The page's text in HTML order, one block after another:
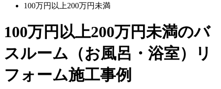
100万円以上200万円未満
100万円以上200万円未満のバ
スルーム（お風呂・浴室）リ
フォーム施工事例